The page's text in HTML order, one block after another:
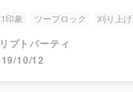
印象 ツーブロック 刈り上げ
スタイル
プトパーティ
10/12